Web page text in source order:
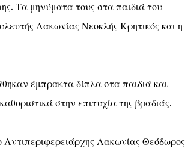
Τα μηνύματα τους στα παιδιά του
Λακωνίας Νεοκλής Κρητικός και η
έμπρακτα δίπλα στα παιδιά και
στην επιτυχία της βραδιάς.
Αντιπεριφερειάρχης Λακωνίας Θεόδωρος